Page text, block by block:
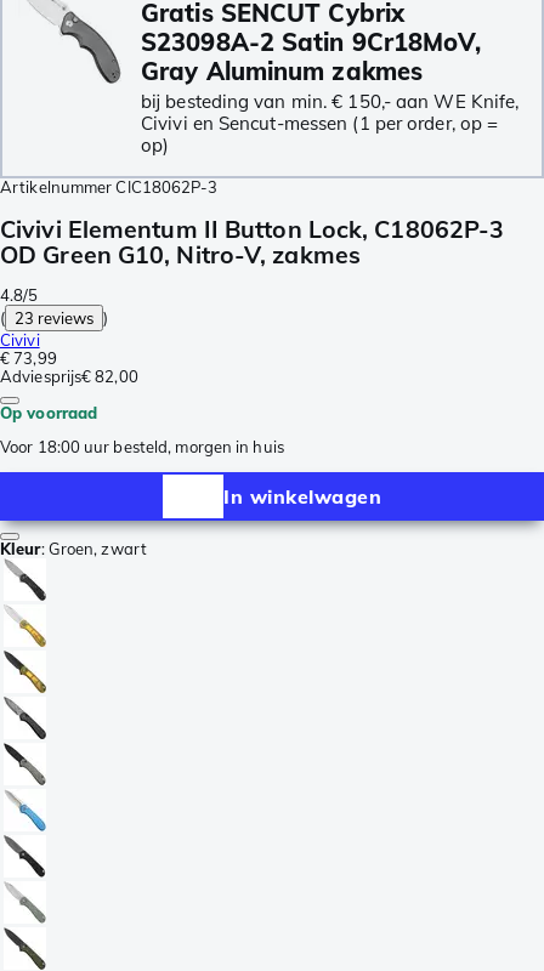
Gratis SENCUT Cybrix
S23098A-2 Satin 9Cr18MoV,
Gray Aluminum zakmes
bij besteding van min. € 150,- aan WE Knife,
Civivi en Sencut-messen (1 per order, op =
op)
Artikelnummer CIC18062P-3
Civivi Elementum II Button Lock, C18062P-3
OD Green G10, Nitro-V, zakmes
4.8/5
( 23 reviews )
Civivi
€ 73,99
Adviesprijs€ 82,00
Op voorraad
Voor 18:00 uur besteld, morgen in huis
In winkelwagen
Kleur:Groen, zwart